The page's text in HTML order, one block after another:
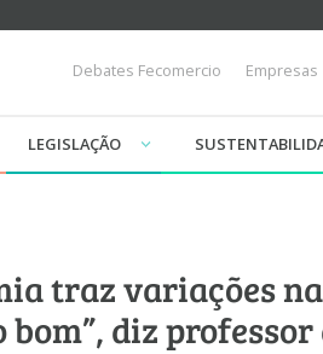
Debates Fecomercio Empresas
LEGISLAÇÃO
traz variações
diz